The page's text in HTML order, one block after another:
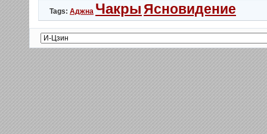
Tags: Аджна ЧакрыЯсновидение